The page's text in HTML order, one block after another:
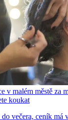
v malém městě za
koukat
do večera, ceník